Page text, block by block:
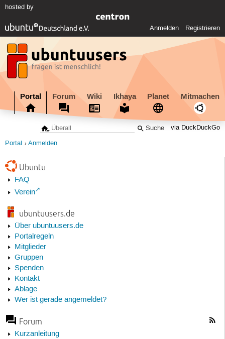
hosted by
Anmelden Registrieren
Portal Forum Wiki Ikhaya Planet Mitmachen
via DuckDuckGo
Portal Anmelden
Ubuntu
FAQ
Verein
ubuntuusers.de
Über ubuntuusers.de
Portalregeln
Mitglieder
Gruppen
Spenden
Kontakt
Ablage
Wer ist gerade angemeldet?
Forum
Kurzanleitung